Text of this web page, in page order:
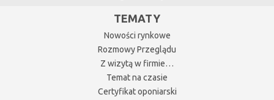
TEMATY
Nowości rynkowe
Rozmowy Przeglądu
Z wizytą w firmie…
Temat na czasie
Certyfikat oponiarski